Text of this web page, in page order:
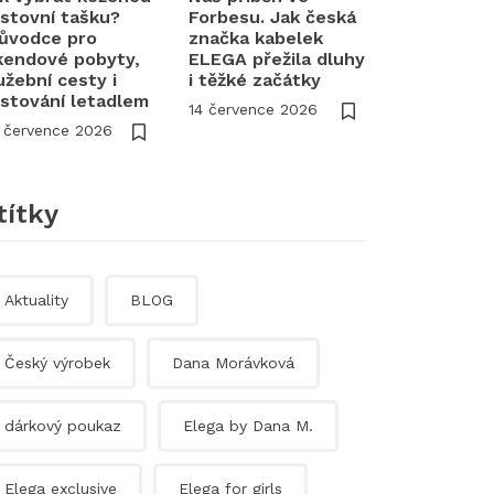
tašku?
pro
pobyty,
cesty i
letadlem
2026
Forbesu. Jak česká
značka kabelek
ELEGA přežila dluhy
i těžké začátky
14 července 2026
Aktuality BLOG
Český výrobek Dana Morávková
dárkový poukaz Elega by Dana M.
Elega exclusive Elega for girls